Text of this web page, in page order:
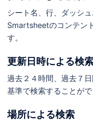
シート名、行、ダッシ
Smartsheetのコンテン
す。
更新日時による検
過去２４時間、過去７
基準で検索することがで
場所による検索